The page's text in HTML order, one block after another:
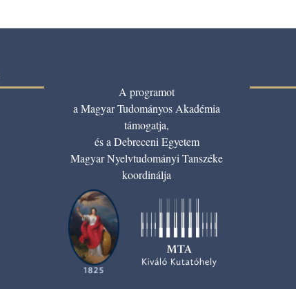
A programot
a Magyar Tudományos Akadémia
támogatja,
és a Debreceni Egyetem
Magyar Nyelvtudományi Tanszéke
koordinálja